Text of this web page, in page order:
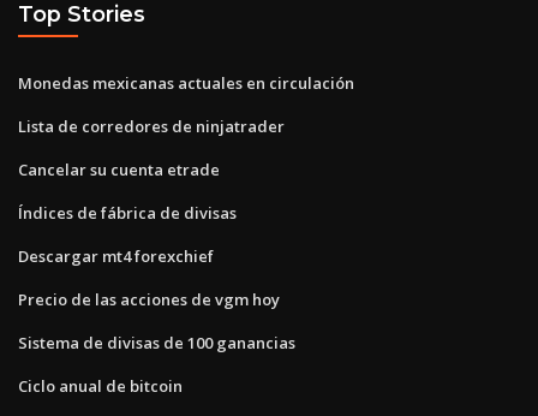
Top Stories
Monedas mexicanas actuales en circulación
Lista de corredores de ninjatrader
Cancelar su cuenta etrade
Índices de fábrica de divisas
Descargar mt4 forexchief
Precio de las acciones de vgm hoy
Sistema de divisas de 100 ganancias
Ciclo anual de bitcoin